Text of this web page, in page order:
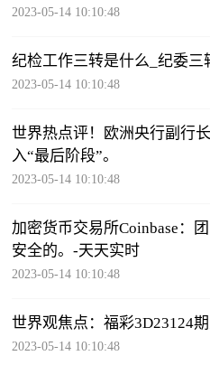
2023-05-14 10:10:48
纪检工作三转是什么_纪委三
2023-05-14 10:10:48
世界热点评！欧洲央行副行
入“最后阶段”。
2023-05-14 10:10:48
加密货币交易所Coinbase：
安全的。-天天实时
2023-05-14 10:10:48
世界观焦点：福彩3D23124
2023-05-14 10:10:48